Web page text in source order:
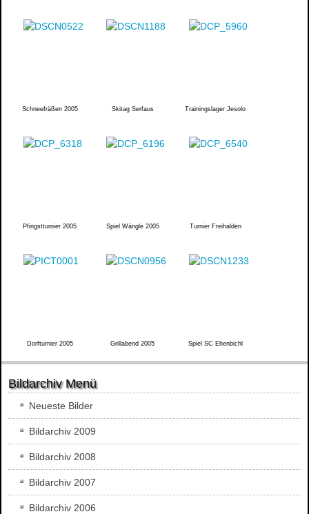
Schneefräßen 2005 Skitag Serfaus Trainingslager Jesolo
Pfingstturnier 2005 Spiel Wängle 2005 Turnier Freihalden
Dorfturnier 2005 Grillabend 2005 Spiel SC Ehenbichl
Bildarchiv Menü
Neueste Bilder
Bildarchiv 2009
Bildarchiv 2008
Bildarchiv 2007
Bildarchiv 2006